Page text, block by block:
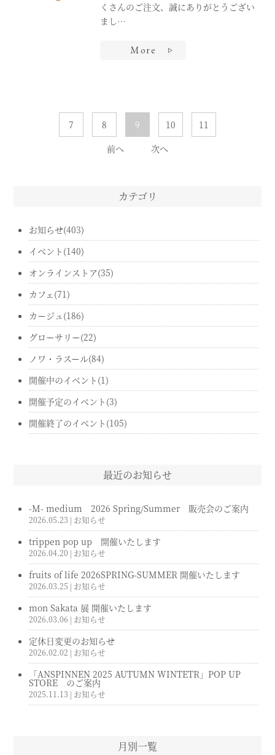
くさんのご注文、誠にありがとうござい
まし…
More
前へ
7 8 9 10
11
次へ
カテゴリ
お知らせ(403)
イベント(140)
オンラインストア(35)
カフェ(71)
カージュ(186)
グローサリー(22)
ノワ・ラスール(84)
開催中のイベント(1)
開催予定のイベント(3)
開催終了のイベント(105)
最近のお知らせ
-M- medium 2026 Spring/Summer 販売会のご案内
2026.05.23 | お知らせ
trippen pop up 開催いたします
2026.04.20 | お知らせ
fruits of life 2026SPRING-SUMMER 開催いたします
2026.03.25 | お知らせ
mon Sakata 展 開催いたします
2026.03.06 | お知らせ
定休日変更のお知らせ
2026.02.02 | お知らせ
「ANSPINNEN 2025 AUTUMN WINTETR」POP UP
STORE のご案内
2025.11.13 | お知らせ
月別一覧